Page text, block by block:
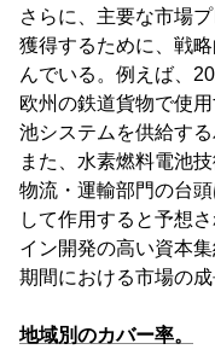
さらに、主要な市場
獲得するために、戦
んでいる。例えば、
欧州の鉄道貨物で使
池システムを供給す
また、水素燃料電池
物流・運輸部門の台
して作用すると予想
イン開発の高い資本
期間における市場の
地域別のカバー率。